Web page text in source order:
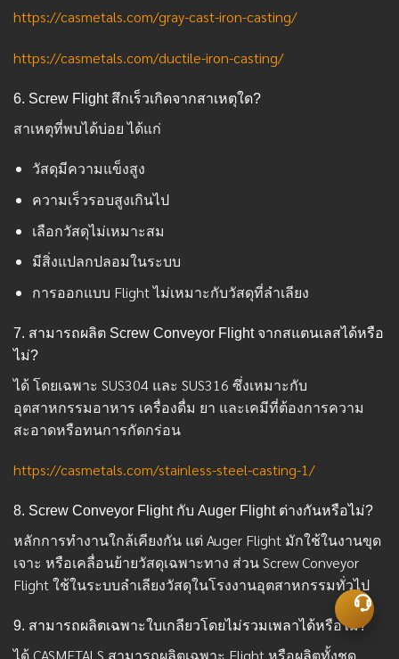
https://casmetals.com/gray-cast-iron-casting/
https://casmetals.com/ductile-iron-casting/
6. Screw Flight สึกเร็วเกิดจากสาเหตุใด?
สาเหตุที่พบได้บ่อย ได้แก่
วัสดุมีความแข็งสูง
ความเร็วรอบสูงเกินไป
เลือกวัสดุไม่เหมาะสม
มีสิ่งแปลกปลอมในระบบ
การออกแบบ Flight ไม่เหมาะกับวัสดุที่ลำเลียง
7. สามารถผลิต Screw Conveyor Flight จากสแตนเลสได้หรือ
ไม่?
ได้ โดยเฉพาะ SUS304 และ SUS316 ซึ่งเหมาะกับ
อุตสาหกรรมอาหาร เครื่องดื่ม ยา และเคมีที่ต้องการความ
สะอาดหรือทนการกัดกร่อน
https://casmetals.com/stainless-steel-casting-1/
8. Screw Conveyor Flight กับ Auger Flight ต่างกันหรือไม่?
หลักการทำงานใกล้เคียงกัน แต่ Auger Flight มักใช้ในงานขุด
เจาะ หรือเคลื่อนย้ายวัสดุเฉพาะทาง ส่วน Screw Conveyor
Flight ใช้ในระบบลำเลียงวัสดุในโรงงานอุตสาหกรรมทั่วไป
9. สามารถผลิตเฉพาะใบเกลียวโดยไม่รวมเพลาได้หรือไม่?
ได้ CASMETALS สามารถผลิตเฉพาะ Flight หรือผลิตทั้งชุด